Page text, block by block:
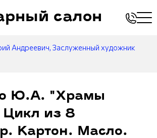
салон
Андреевич, Заслуженный художник
Ю.А. "Храмы
из 8
Картон. Масло.